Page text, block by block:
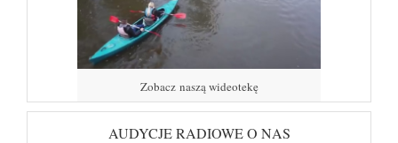
Zobacz naszą wideotekę
AUDYCJE RADIOWE O NAS